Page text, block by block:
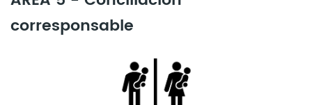
corresponsable